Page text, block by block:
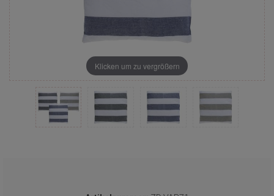
Klicken um zu vergrößern